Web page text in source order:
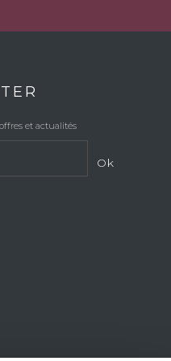
et actualités
Ok